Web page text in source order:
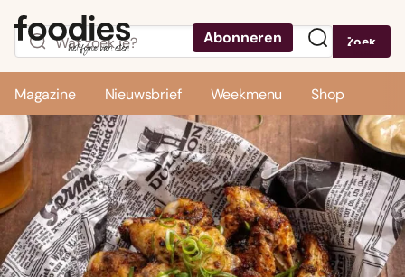
Abonneren Zoek
Magazine Nieuwsbrief Weekmenu Shop